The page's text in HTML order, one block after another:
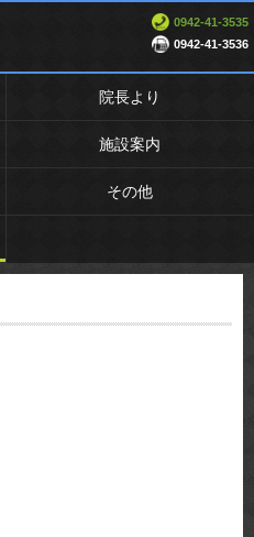
0942-41-3535
0942-41-3536
院長より
施設案内
その他